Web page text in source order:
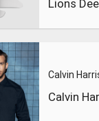
Lions
Calvin